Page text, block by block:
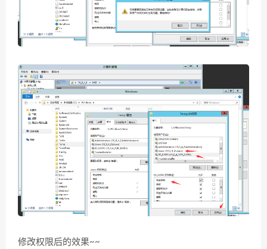
修改权限后的效果~~